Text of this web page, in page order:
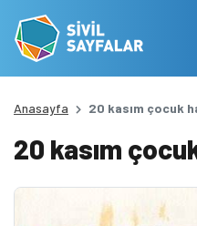
Anasayfa 20 kasım çocuk
20 kasım